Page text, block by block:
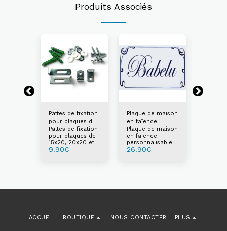
Produits Associés
Pattes de fixation
pour plaques de
15x20, 20x20 et
20x30 cm
Pattes de fixation
pour plaques de
15x20, 20x20 et
20x30 cm
9.90€
Plaque de maison
en faïence
personnalisable
réf. PS1
Plaque de maison
en faïence
personnalisable.
Texte et numéro
26.90€
ACCUEIL BOUTIQUE NOUS CONTACTER PLUS